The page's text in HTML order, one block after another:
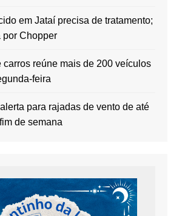
em Jataí precisa de tratamento;
por Chopper
carros reúne mais de 200 veículos
feira
para rajadas de vento de até
de semana